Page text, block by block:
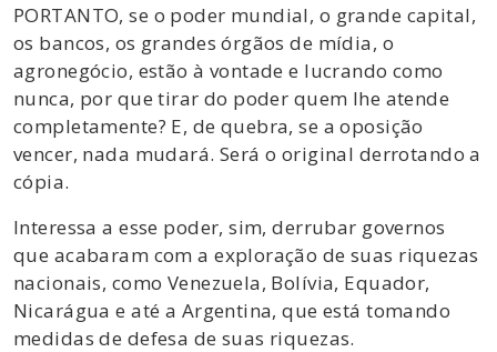
PORTANTO, se o poder mundial, o grande capital,
os bancos, os grandes órgãos de mídia, o
agronegócio, estão à vontade e lucrando como
nunca, por que tirar do poder quem lhe atende
completamente? E, de quebra, se a oposição
vencer, nada mudará. Será o original derrotando a
cópia.
Interessa a esse poder, sim, derrubar governos
que acabaram com a exploração de suas riquezas
nacionais, como Venezuela, Bolívia, Equador,
Nicarágua e até a Argentina, que está tomando
medidas de defesa de suas riquezas.